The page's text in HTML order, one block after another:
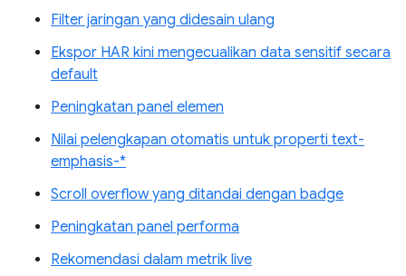
Filter jaringan yang didesain ulang
Ekspor HAR kini mengecualikan data sensitif secara
default
Peningkatan panel elemen
Nilai pelengkapan otomatis untuk properti text-
emphasis-*
Scroll overflow yang ditandai dengan badge
Peningkatan panel performa
Rekomendasi dalam metrik live